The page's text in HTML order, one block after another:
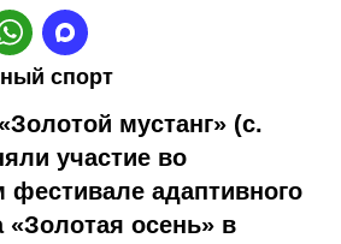
спорт
мустанг» (с.
участие во
фестивале адаптивного
«Золотая осень» в